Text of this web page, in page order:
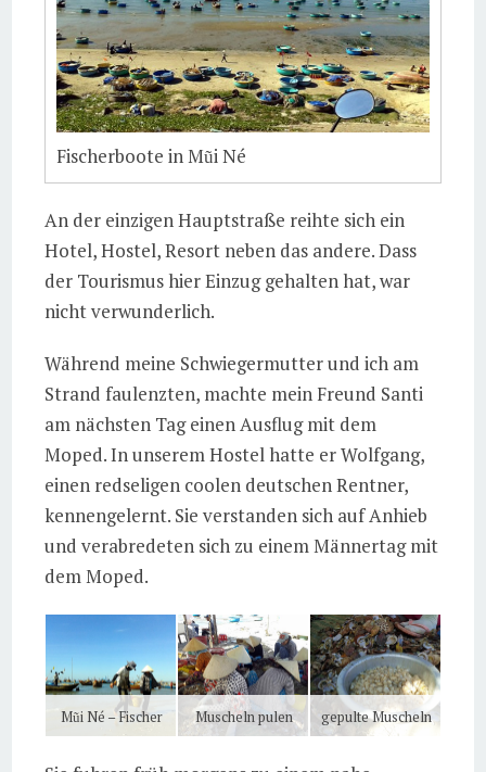
Fischerboote in Mũi Né
An der einzigen Hauptstraße reihte sich ein
Hotel, Hostel, Resort neben das andere. Dass
der Tourismus hier Einzug gehalten hat, war
nicht verwunderlich.
Während meine Schwiegermutter und ich am
Strand faulenzten, machte mein Freund Santi
am nächsten Tag einen Ausflug mit dem
Moped. In unserem Hostel hatte er Wolfgang,
einen redseligen coolen deutschen Rentner,
kennengelernt. Sie verstanden sich auf Anhieb
und verabredeten sich zu einem Männertag mit
dem Moped.
Mũi Né – Fischer Muscheln pulen gepulte Muscheln